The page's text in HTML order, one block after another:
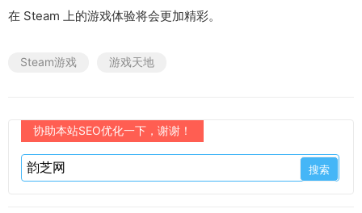
在 Steam 上的游戏体验将会更加精彩。
Steam游戏 游戏天地
协助本站SEO优化一下，谢谢！